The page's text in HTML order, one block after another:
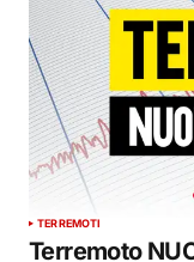
TERREMOTI
Terremoto